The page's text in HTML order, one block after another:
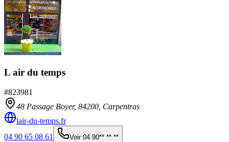
L air du temps
#823981
48 Passage Boyer, 84200 Carpentras
lair-du-temps.fr
04 90 65 08 61
Voir 04 90** ** **